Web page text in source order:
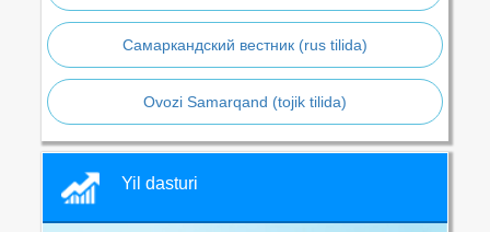
Самаркандский вестник (rus tilida)
Ovozi Samarqand (tojik tilida)
Yil dasturi